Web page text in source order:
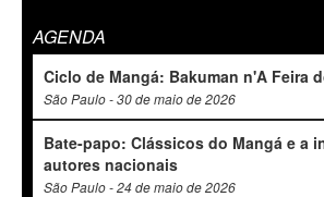
AGENDA
Ciclo de Mangá: Bakuman n'A Feira
São Paulo - 30 de maio de 2026
Bate-papo: Clássicos do Mangá e a
autores nacionais
São Paulo - 24 de maio de 2026